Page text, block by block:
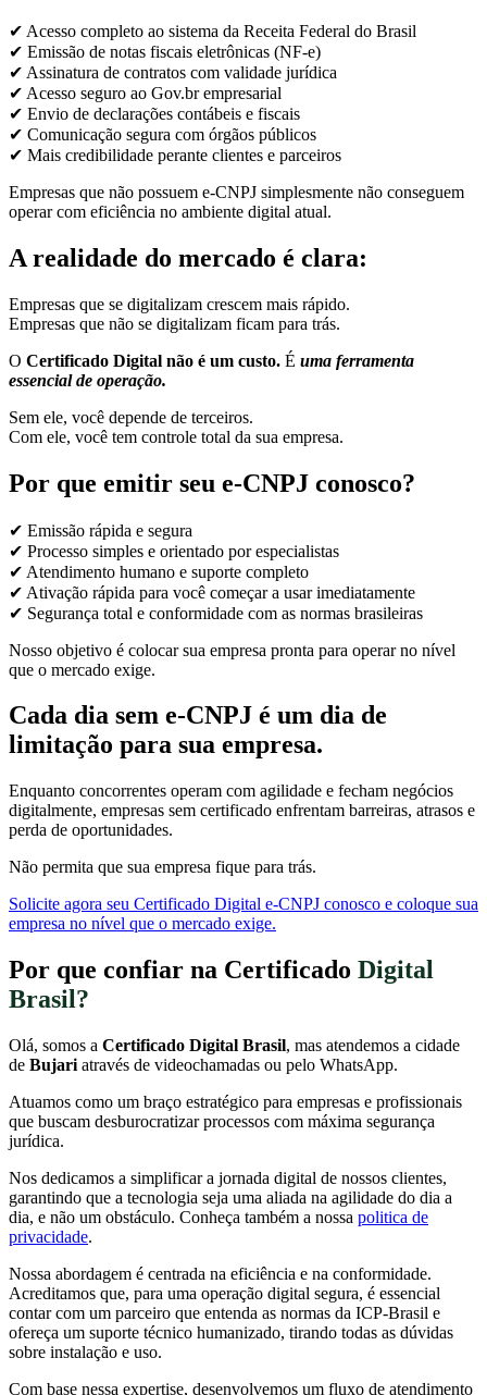
✔ Acesso completo ao sistema da Receita Federal do Brasil
✔ Emissão de notas fiscais eletrônicas (NF-e)
✔ Assinatura de contratos com validade jurídica
✔ Acesso seguro ao Gov.br empresarial
✔ Envio de declarações contábeis e fiscais
✔ Comunicação segura com órgãos públicos
✔ Mais credibilidade perante clientes e parceiros
Empresas que não possuem e-CNPJ simplesmente não conseguem
operar com eficiência no ambiente digital atual.
A realidade do mercado é clara:
Empresas que se digitalizam crescem mais rápido.
Empresas que não se digitalizam ficam para trás.
O Certificado Digital não é um custo. É uma ferramenta
essencial de operação.
Sem ele, você depende de terceiros.
Com ele, você tem controle total da sua empresa.
Por que emitir seu e-CNPJ conosco?
✔ Emissão rápida e segura
✔ Processo simples e orientado por especialistas
✔ Atendimento humano e suporte completo
✔ Ativação rápida para você começar a usar imediatamente
✔ Segurança total e conformidade com as normas brasileiras
Nosso objetivo é colocar sua empresa pronta para operar no nível
que o mercado exige.
Cada dia sem e-CNPJ é um dia de
limitação para sua empresa.
Enquanto concorrentes operam com agilidade e fecham negócios
digitalmente, empresas sem certificado enfrentam barreiras, atrasos e
perda de oportunidades.
Não permita que sua empresa fique para trás.
Solicite agora seu Certificado Digital e-CNPJ conosco e coloque sua
empresa no nível que o mercado exige.
Por que confiar na Certificado Digital
Brasil?
Olá, somos a Certificado Digital Brasil, mas atendemos a cidade
de Bujari através de videochamadas ou pelo WhatsApp.
Atuamos como um braço estratégico para empresas e profissionais
que buscam desburocratizar processos com máxima segurança
jurídica.
Nos dedicamos a simplificar a jornada digital de nossos clientes,
garantindo que a tecnologia seja uma aliada na agilidade do dia a
dia, e não um obstáculo. Conheça também a nossa politica de
privacidade.
Nossa abordagem é centrada na eficiência e na conformidade.
Acreditamos que, para uma operação digital segura, é essencial
contar com um parceiro que entenda as normas da ICP-Brasil e
ofereça um suporte técnico humanizado, tirando todas as dúvidas
sobre instalação e uso.
Com base nessa expertise, desenvolvemos um fluxo de atendimento